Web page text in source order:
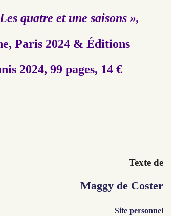
quatre et une saisons »,
Paris 2024 & Éditions
2024, 99 pages, 14 €
Texte de
Maggy de Coster
Site personnel